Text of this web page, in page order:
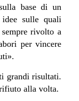
base di un
sulle quali
rivolto a
per vincere
».
grandi risultati.
alla volta.